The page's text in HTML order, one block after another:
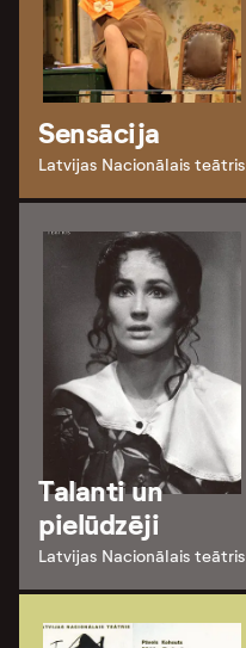
Sensācija
Latvijas Nacionālais teātris
Talanti un
pielūdzēji
Latvijas Nacionālais teātris